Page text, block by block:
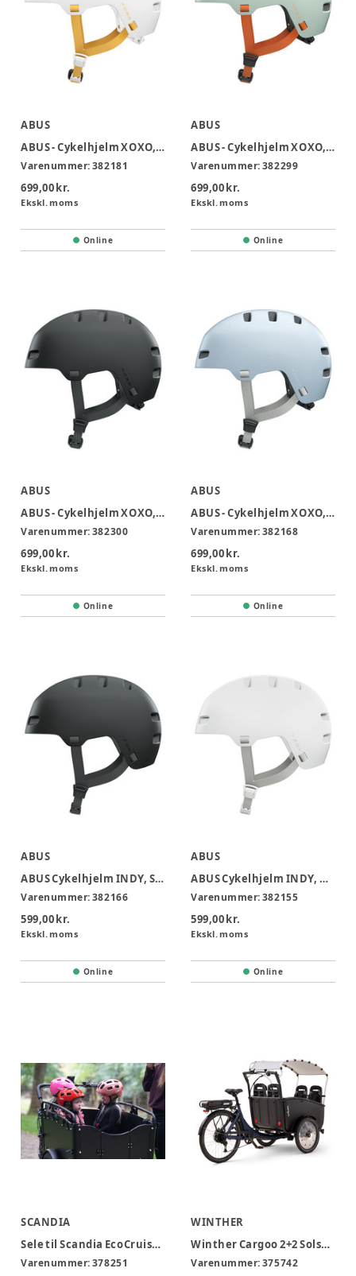
ABUS
ABUS - Cykelhjelm XOXO, Hvid 54-58cm
Varenummer:382181
699,00 kr.
Ekskl. moms
Online
ABUS
ABUS - Cykelhjelm XOXO, Mint 57-61 cm
Varenummer:382299
699,00 kr.
Ekskl. moms
Online
ABUS
ABUS - Cykelhjelm XOXO, Sort 51-55cm
Varenummer:382300
699,00 kr.
Ekskl. moms
Online
ABUS
ABUS - Cykelhjelm XOXO, Blå 54-58cm
Varenummer:382168
699,00 kr.
Ekskl. moms
Online
ABUS
ABUS Cykelhjelm INDY, Sort 57-61 cm
Varenummer:382166
599,00 kr.
Ekskl. moms
Online
ABUS
ABUS Cykelhjelm INDY, Hvid 54-58cm
Varenummer:382155
599,00 kr.
Ekskl. moms
Online
SCANDIA
Sele til Scandia EcoCruiser ladcykel
Varenummer:378251
WINTHER
Winther Cargoo 2+2 Solskærm
Varenummer:375742